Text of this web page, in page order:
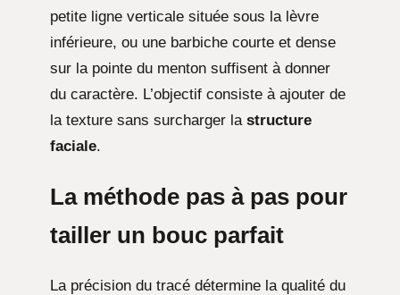
petite ligne verticale située sous la lèvre
inférieure, ou une barbiche courte et dense
sur la pointe du menton suffisent à donner
du caractère. L’objectif consiste à ajouter de
la texture sans surcharger la structure
faciale.
La méthode pas à pas pour
tailler un bouc parfait
La précision du tracé détermine la qualité du